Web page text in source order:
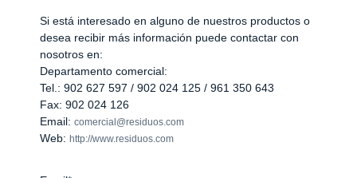
Si está interesado en alguno de nuestros productos o
desea recibir más información puede contactar con
nosotros en:
Departamento comercial:
Tel.: 902 627 597 / 902 024 125 / 961 350 643
Fax: 902 024 126
Email: comercial@residuos.com
Web: http://www.residuos.com